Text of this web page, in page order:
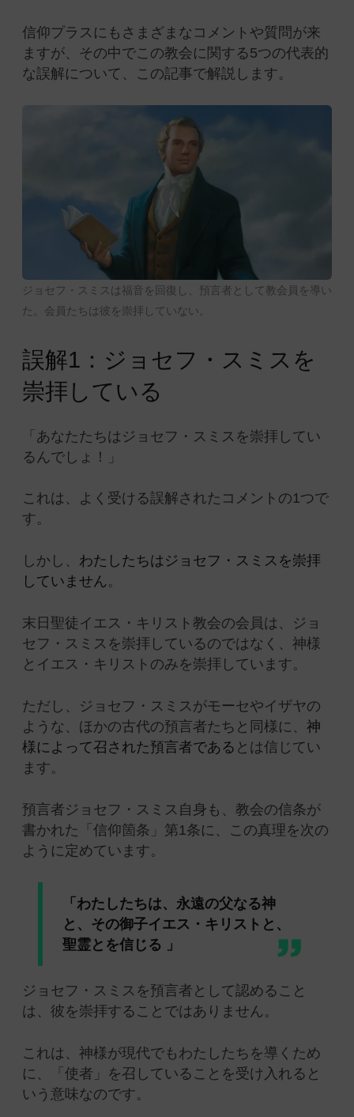
信仰プラスにもさまざまなコメントや質問が来
ますが、その中でこの教会に関する5つの代表的
な誤解について、この記事で解説します。
ジョセフ・スミスは福音を回復し、預言者として教会員を導い
た。会員たちは彼を崇拝していない。
誤解1：ジョセフ・スミスを
崇拝している
「あなたたちはジョセフ・スミスを崇拝してい
るんでしょ！」
これは、よく受ける誤解されたコメントの1つで
す。
しかし、 わたしたちはジョセフ・スミスを崇拝
していません。
末日聖徒イエス・キリスト教会の会員は、ジョ
セフ・スミスを崇拝しているのではなく、神様
とイエス・キリストのみを崇拝しています。
ただし、ジョセフ・スミスがモーセやイザヤの
ような、ほかの古代の預言者たちと同様に、 神
様によって召された預言者である とは信じてい
ます。
預言者ジョセフ・スミス自身も、教会の信条が
書かれた「信仰箇条」第1条に、この真理を次の
ように定めています。
「わたしたちは、永遠の父なる神
と、その御子イエス・キリストと、
聖霊とを信じる 」
ジョセフ・スミスを預言者として認めること
は、彼を崇拝することではありません。
これは、神様が現代でもわたしたちを導くため
に、「使者」を召していることを受け入れると
いう意味なのです。